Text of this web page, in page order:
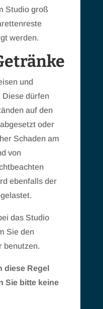
Studio groß
werden.
und
Diese dürfen
auf den
oder
Schaden am
von
ebenfalls der
das Studio
Sie den
benutzen.
diese Regel
Sie bitte keine